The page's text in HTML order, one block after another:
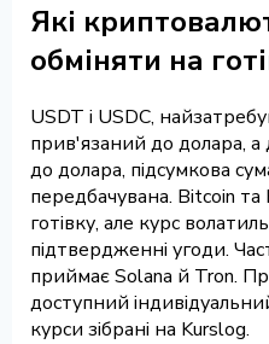
Які
обміняти на
USDT і USDC,
прив'язаний до долара,
до долара, підсумкова
передбачувана. Bitcoin
готівку, але курс
підтвердженні угоди.
приймає Solana й Tron.
доступний
курси зібрані на Kurslog.